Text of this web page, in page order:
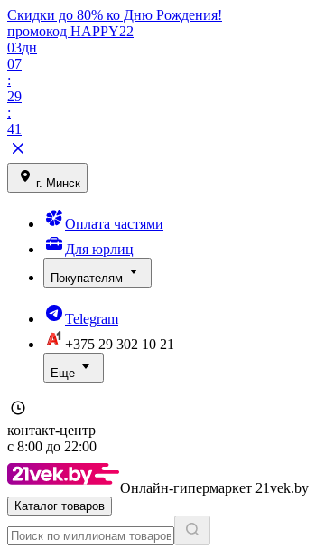
Скидки до 80% ко Дню Рождения!
промокод HAPPY22
03дн
07
:
29
:
41
г. Минск
Оплата частями
Для юрлиц
Покупателям
Telegram
+375 29 302 10 21
Еще
контакт-центр
с 8:00 до 22:00
Онлайн-гипермаркет 21vek.by
Каталог товаров